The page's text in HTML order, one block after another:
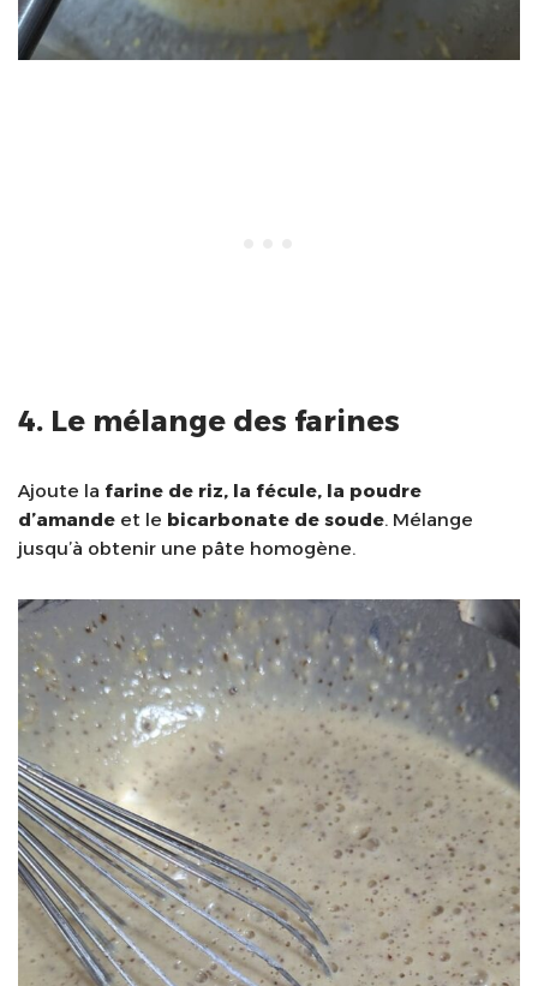
4. Le mélange des farines
Ajoute la farine de riz, la fécule, la poudre
d’amande et le bicarbonate de soude. Mélange
jusqu’à obtenir une pâte homogène.